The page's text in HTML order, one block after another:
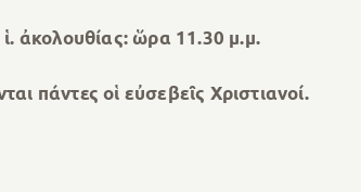
ἀκολουθίας: ὥρα 11.30 μ.μ.
πάντες οἱ εὐσεβεῖς Χριστιανοί.